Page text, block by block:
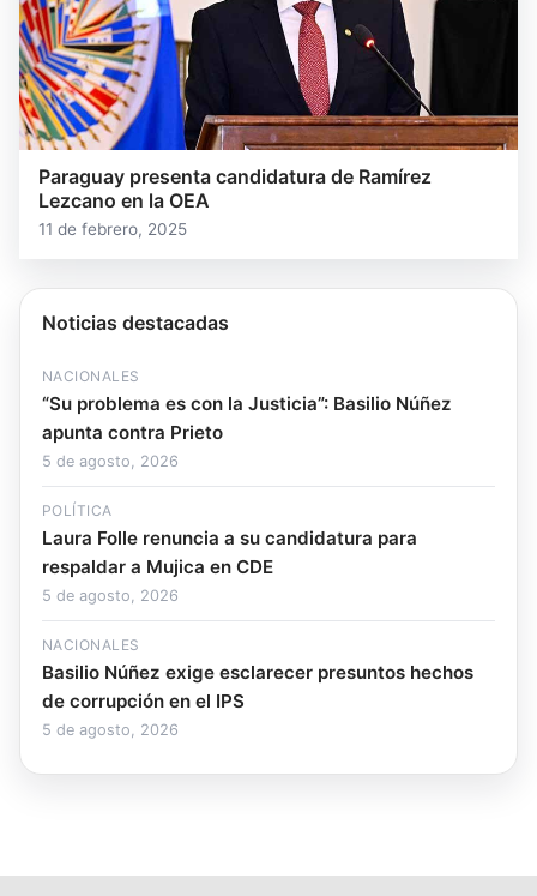
Paraguay presenta candidatura de Ramírez
Lezcano en la OEA
11 de febrero, 2025
Noticias destacadas
NACIONALES
“Su problema es con la Justicia”: Basilio Núñez
apunta contra Prieto
5 de agosto, 2026
POLÍTICA
Laura Folle renuncia a su candidatura para
respaldar a Mujica en CDE
5 de agosto, 2026
NACIONALES
Basilio Núñez exige esclarecer presuntos hechos
de corrupción en el IPS
5 de agosto, 2026